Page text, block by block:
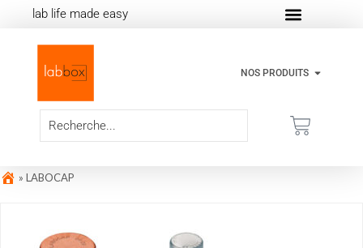
lab life made easy
NOS PRODUITS
» LABOCAP